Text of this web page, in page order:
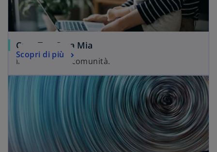
Casa Tua Casa Mia
Il cinema crea comunità.
Scopri di più